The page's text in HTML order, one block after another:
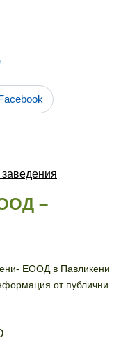
–
ЕООД в Павликени
от публични